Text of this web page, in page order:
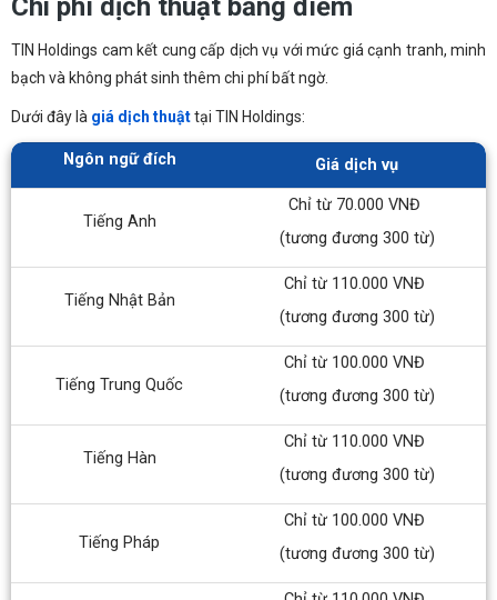
Chi phí dịch thuật bảng điểm
TIN Holdings cam kết cung cấp dịch vụ với mức giá cạnh tranh, minh
bạch và không phát sinh thêm chi phí bất ngờ.
Dưới đây là giá dịch thuậttại TIN Holdings:
Ngôn ngữ đích Giá dịch vụ
Tiếng Anh
Chỉ từ 70.000 VNĐ
(tương đương 300 từ)
Tiếng Nhật Bản
Chỉ từ 110.000 VNĐ
(tương đương 300 từ)
Tiếng Trung Quốc
Chỉ từ 100.000 VNĐ
(tương đương 300 từ)
Tiếng Hàn
Chỉ từ 110.000 VNĐ
(tương đương 300 từ)
Tiếng Pháp
Chỉ từ 100.000 VNĐ
(tương đương 300 từ)